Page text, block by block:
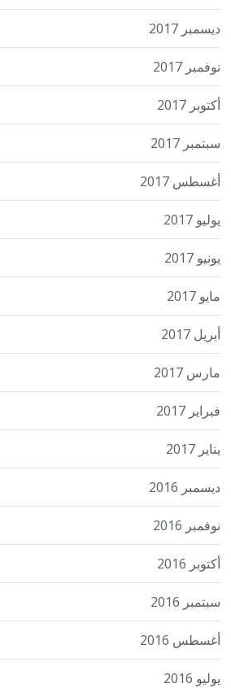
ديسمبر 2017
نوفمبر 2017
أكتوبر 2017
سبتمبر 2017
أغسطس 2017
يوليو 2017
يونيو 2017
مايو 2017
أبريل 2017
مارس 2017
فبراير 2017
يناير 2017
ديسمبر 2016
نوفمبر 2016
أكتوبر 2016
سبتمبر 2016
أغسطس 2016
يوليو 2016